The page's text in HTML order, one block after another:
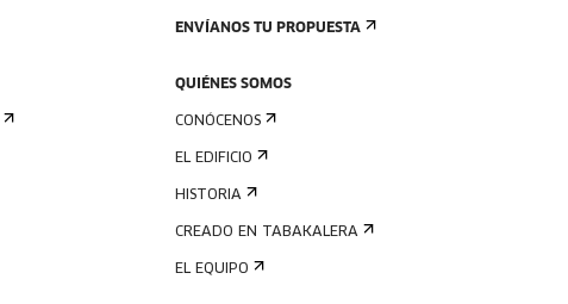
ENVÍANOS TU PROPUESTA
QUIÉNES SOMOS
CONÓCENOS
EL EDIFICIO
HISTORIA
CREADO EN TABAKALERA
EL EQUIPO